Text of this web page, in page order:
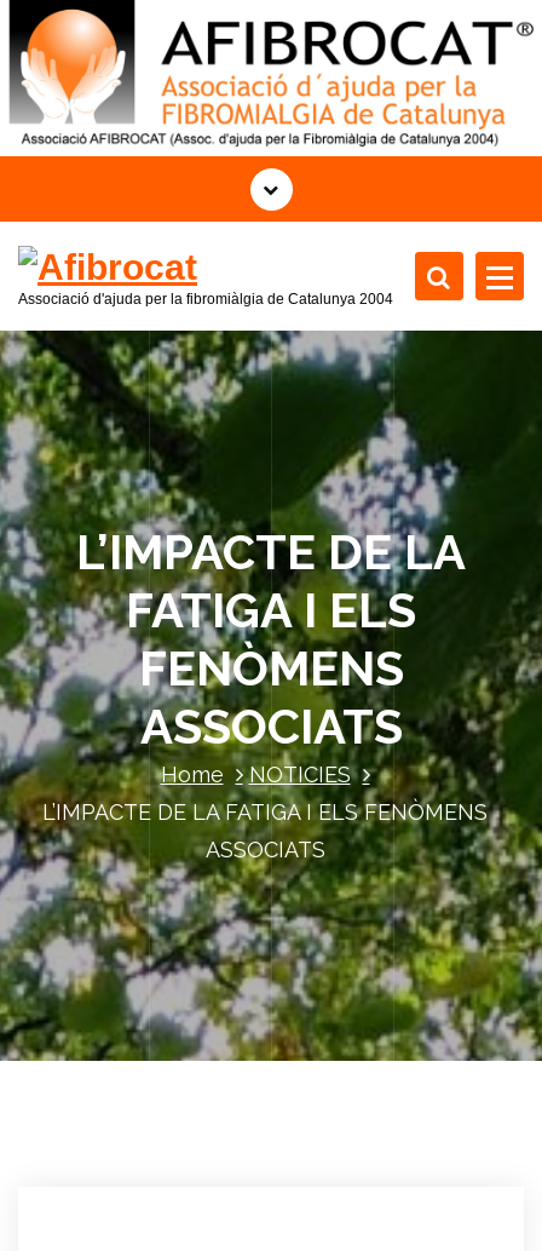
o
n
t
Associació d'ajuda per la fibromiàlgia de Catalunya 2004
L’IMPACTE DE LA
FATIGA I ELS
FENÒMENS
ASSOCIATS
Home
NOTICIES
L’IMPACTE DE LA FATIGA I ELS FENÒMENS
ASSOCIATS